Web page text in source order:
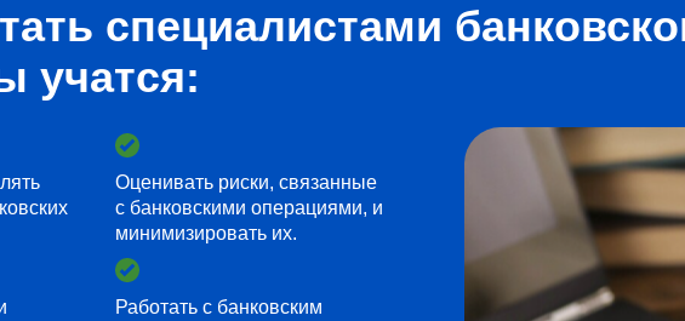
специалистами
учатся:
Оценивать риски, связанные
с банковскими операциями, и
минимизировать их.
Работать с банковским